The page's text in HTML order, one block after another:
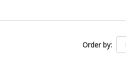
Order by